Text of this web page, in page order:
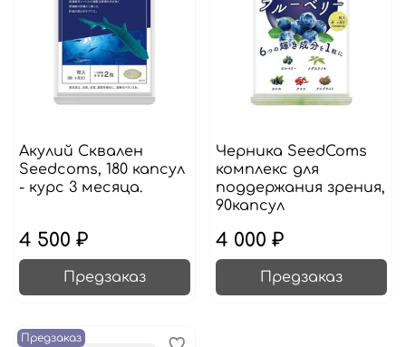
Акулий Сквален
Seedcoms, 180 капсул
- курс 3 месяца.
4 500 ₽
Предзаказ
Черника SeedComs
комплекс для
поддержания зрения,
90капсул
4 000 ₽
Предзаказ
Предзаказ